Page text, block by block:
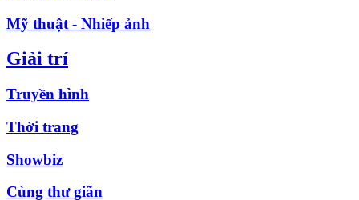
Mỹ thuật - Nhiếp ảnh
Giải trí
Truyền hình
Thời trang
Showbiz
Cùng thư giãn